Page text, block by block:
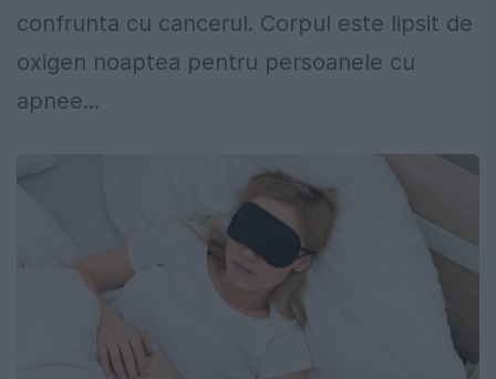
confrunta cu cancerul. Corpul este lipsit de
oxigen noaptea pentru persoanele cu
apnee...